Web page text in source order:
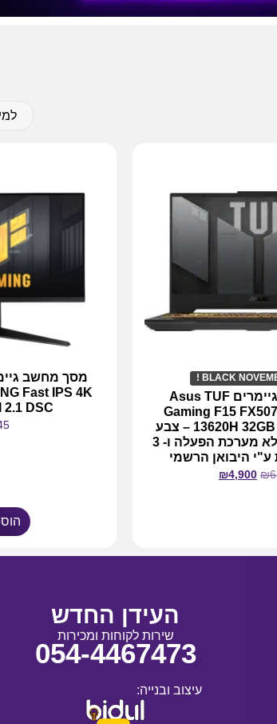
מחשב נייד לגיימרים Asus TUF
Gaming F15
13620H 32GB 1TB RTX4060 – צבע
Jaeger Gray, ללא מערכת הפעלה ו- 3
ע"י היבואן הרשמי
₪
₪4,900
Fast IPS 4K
2.1 DSC
העידן החדש
שירות לקוחות ומכירות
054-4467473
עיצוב ובנייה: